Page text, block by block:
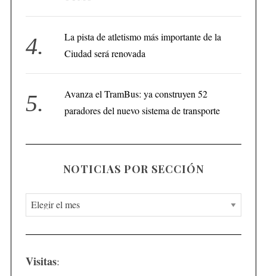
La pista de atletismo más importante de la
Ciudad será renovada
Avanza el TramBus: ya construyen 52
paradores del nuevo sistema de transporte
NOTICIAS POR SECCIÓN
N
o
t
c
Visitas: